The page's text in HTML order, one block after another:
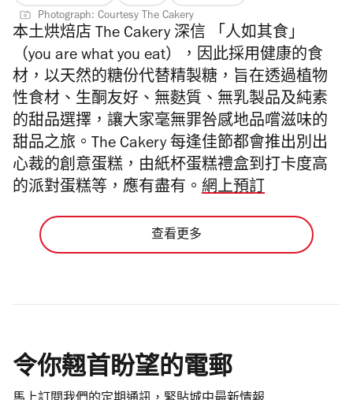
Photograph: Courtesy The Cakery
本土烘焙店 The Cakery 深信 「人如其食」
（you are what you eat），因此採用健康的食
材，以天然的糖份代替精製糖， 旨在透過植物
性食材、生酮友好、無麩質、 無乳製品及純素
的甜品選擇， 讓大家毫無罪咎感地品嚐滋味的
甜品之旅。The Cakery 每逢佳節都會推出別出
心裁的創意蛋糕，由紙杯蛋糕禮盒到打卡度高
的派對蛋糕等，應有盡有。 網上預訂
查看更多
令你翹首盼望的電郵